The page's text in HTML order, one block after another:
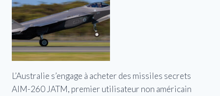
L’Australie s’engage à acheter des missiles secrets
AIM-260 JATM, premier utilisateur non américain